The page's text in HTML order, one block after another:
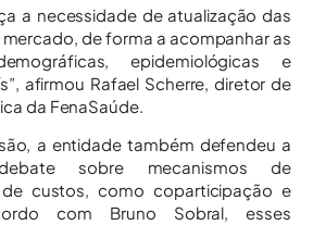
a necessidade de atualização das
de forma a acompanhar as
epidemiológicas e
afirmou Rafael Scherre, diretor de
da FenaSaúde.
a entidade também defendeu a
sobre mecanismos de
custos, como coparticipação e
com Bruno Sobral, esses